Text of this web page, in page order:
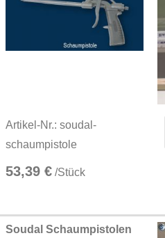
Artikel-Nr.: soudal-
schaumpistole
53,39 € /Stück
Soudal Schaumpistolen